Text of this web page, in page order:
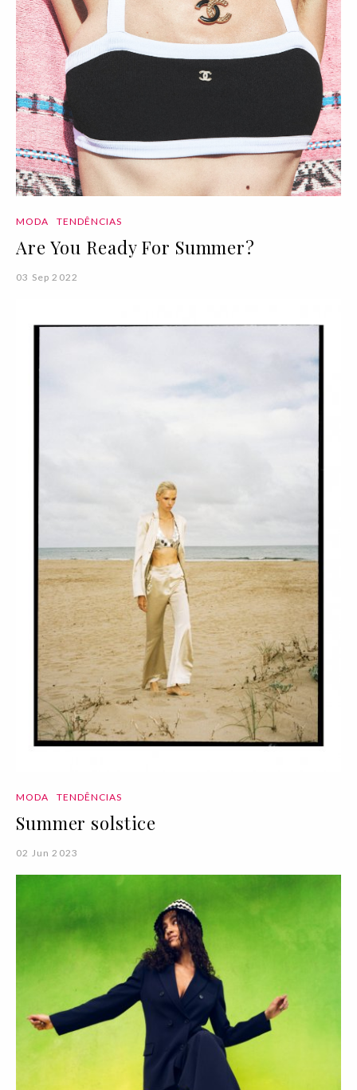
MODA TENDÊNCIAS
Are You Ready For Summer?
03 Sep 2022
MODA TENDÊNCIAS
Summer solstice
02 Jun 2023